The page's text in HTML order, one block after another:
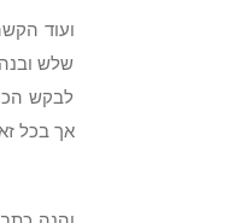
ועוד
שלש
לבקש
אך בכל